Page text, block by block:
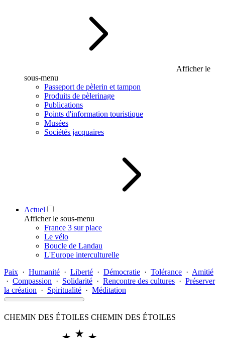
Afficher le
sous-menu
Passeport de pèlerin et tampon
Produits de pèlerinage
Publications
Points d'information touristique
Musées
Sociétés jacquaires
Actuel
Afficher le sous-menu
France 3 sur place
Le vélo
Boucle de Landau
L'Europe interculturelle
Paix · Humanité · Liberté · Démocratie · Tolérance · Amitié
· Compassion · Solidarité · Rencontre des cultures · Préserver
la création · Spiritualité · Méditation
CHEMIN DES ÉTOILES CHEMIN DES ÉTOILES